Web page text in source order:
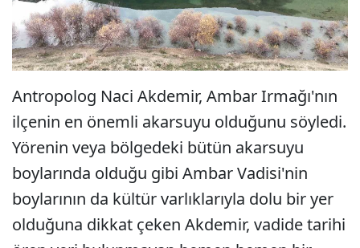
Antropolog Naci Akdemir, Ambar Irmağı'nın
ilçenin en önemli akarsuyu olduğunu söyledi.
Yörenin veya bölgedeki bütün akarsuyu
boylarında olduğu gibi Ambar Vadisi'nin
boylarının da kültür varlıklarıyla dolu bir yer
olduğuna dikkat çeken Akdemir, vadide tarihi